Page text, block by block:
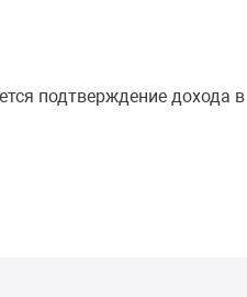
подтверждение дохода в